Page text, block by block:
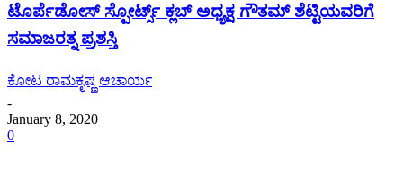
ಟೊರ್ಪೆಡೋಸ್ ಸ್ಪೋರ್ಟ್ಸ್ ಕ್ಲಬ್ ಅಧ್ಯಕ್ಷ ಗೌತಮ್ ಶೆಟ್ಟಿಯವರಿಗೆ
ಸಮಾಜರತ್ನ ಪ್ರಶಸ್ತಿ
ಕೋಟ ರಾಮಕೃಷ್ಣ ಆಚಾರ್ಯ
-
January 8, 2020
0